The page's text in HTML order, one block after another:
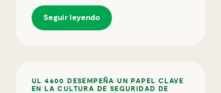
Seguir leyendo
UL 4600 DESEMPEÑA UN PAPEL CLAVE
EN LA CULTURA DE SEGURIDAD DE